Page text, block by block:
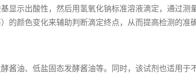
显示出酸性，然后用氢氧化钠标准溶液滴定，通过测
颜色变化来辅助判断滴定终点，从而提高检测的准
酱油、低盐固态发酵酱油等。同时，该试剂也适用于